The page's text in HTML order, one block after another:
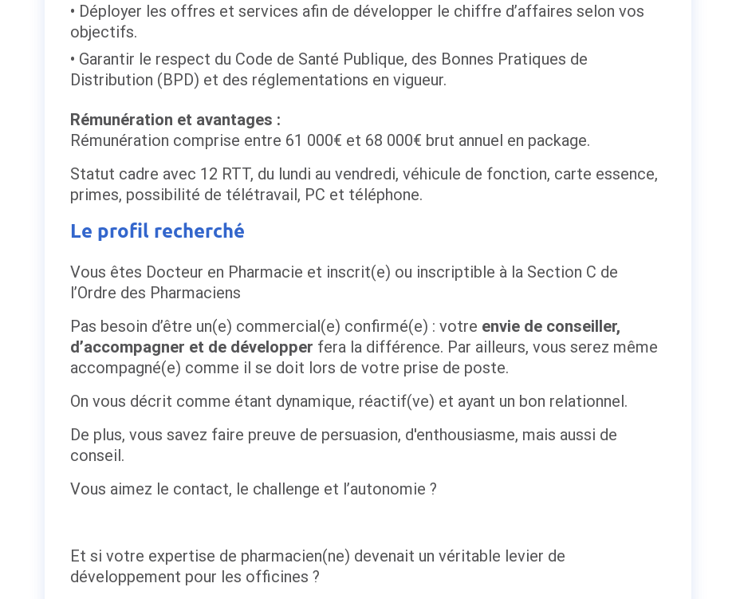
Déployer les offres et services afin de développer le chiffre d’affaires selon vos
objectifs.
Garantir le respect du Code de Santé Publique, des Bonnes Pratiques de
Distribution (BPD) et des réglementations en vigueur.
Rémunération et avantages :
Rémunération comprise entre 61 000€ et 68 000€ brut annuel en package.
Statut cadre avec 12 RTT, du lundi au vendredi, véhicule de fonction, carte essence,
primes, possibilité de télétravail, PC et téléphone.
Le profil recherché
Vous êtes Docteur en Pharmacie et inscrit(e) ou inscriptible à la Section C de
l’Ordre des Pharmaciens
Pas besoin d’être un(e) commercial(e) confirmé(e) : votre envie de conseiller,
d’accompagner et de développer fera la différence. Par ailleurs, vous serez même
accompagné(e) comme il se doit lors de votre prise de poste.
On vous décrit comme étant dynamique, réactif(ve) et ayant un bon relationnel.
De plus, vous savez faire preuve de persuasion, d'enthousiasme, mais aussi de
conseil.
Vous aimez le contact, le challenge et l’autonomie ?
Et si votre expertise de pharmacien(ne) devenait un véritable levier de
développement pour les officines ?